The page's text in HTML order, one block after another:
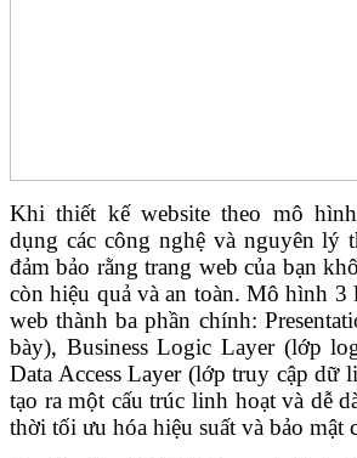
Khi thiết kế website theo mô
dụng các công nghệ và nguyên lý
đảm bảo rằng trang web của bạn
còn hiệu quả và an toàn. Mô hình 3
web thành ba phần chính:
bày), Business Logic Layer (lớp
Data Access Layer (lớp truy cập dữ
tạo ra một cấu trúc linh hoạt và dễ
thời tối ưu hóa hiệu suất và bảo mật